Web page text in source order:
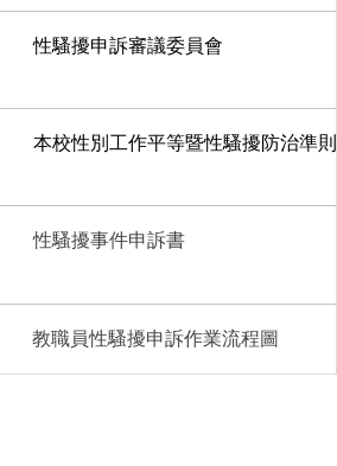
性騷擾申訴審議委員會
本校性別工作平等暨性騷擾防治準則
性騷擾事件申訴書
教職員性騷擾申訴作業流程圖